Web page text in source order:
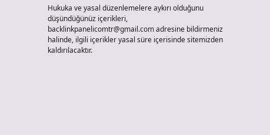
Hukuka ve yasal düzenlemelere aykırı olduğunu
düşündüğünüz içerikleri,
backlinkpanelicomtr@gmail.comadresine bildirmeniz
halinde, ilgili içerikler yasal süre içerisinde sitemizden
kaldırılacaktır.